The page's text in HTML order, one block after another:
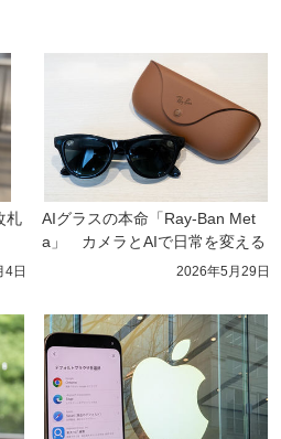
札
4日
AIグラスの本命「Ray-Ban Met
a」　カメラとAIで日常を変える
2026年5月29日